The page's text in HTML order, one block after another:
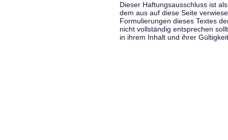
Dieser Haftungsausschluss ist
dem aus auf diese Seite
Formulierungen dieses Textes
nicht vollständig entsprechen
in ihrem Inhalt und ihrer